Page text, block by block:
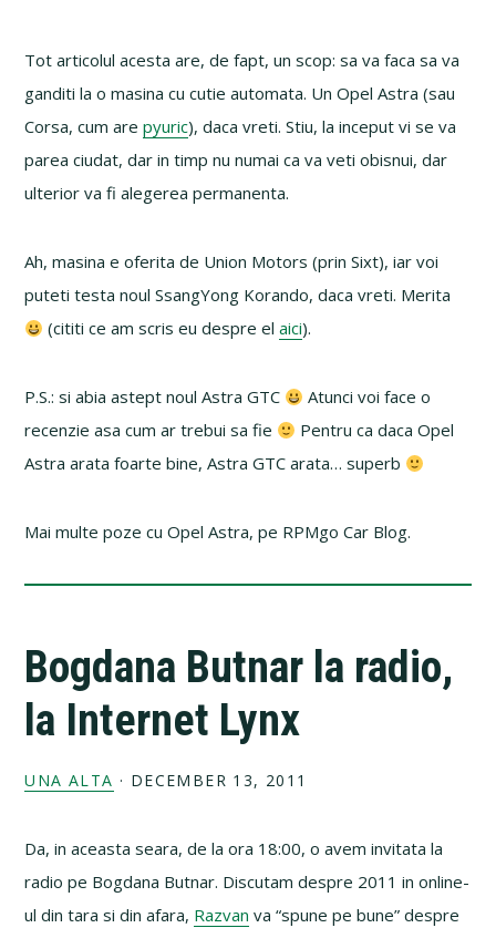
Tot articolul acesta are, de fapt, un scop: sa va faca sa va
ganditi la o masina cu cutie automata. Un Opel Astra (sau
Corsa, cum arepyuric), daca vreti. Stiu, la inceput vi se va
parea ciudat, dar in timp nu numai ca va veti obisnui, dar
ulterior va fi alegerea permanenta.
Ah, masina e oferita de Union Motors (prin Sixt), iar voi
puteti testa noul SsangYong Korando, daca vreti. Merita
(cititi ce am scris eu despre elaici).
P.S.: si abia astept noul Astra GTC
Atunci voi face o
recenzie asa cum ar trebui sa fie
Pentru ca daca Opel
Astra arata foarte bine, Astra GTC arata… superb
Mai multe poze cu Opel Astra, pe RPMgo Car Blog.
Bogdana Butnar la radio,
la Internet Lynx
UNA ALTA · DECEMBER 13, 2011
Da, in aceasta seara, de la ora 18:00, o avem invitata la
radio pe Bogdana Butnar. Discutam despre 2011 in online-
ul din tara si din afara, Razvan va “spune pe bune” despre